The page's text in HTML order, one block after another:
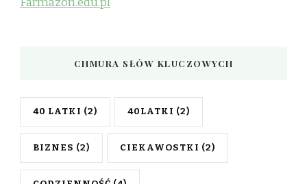
CHMURA SŁÓW KLUCZOWYCH
40 LATKI (2) 40LATKI (2)
BIZNES (2) CIEKAWOSTKI (2)